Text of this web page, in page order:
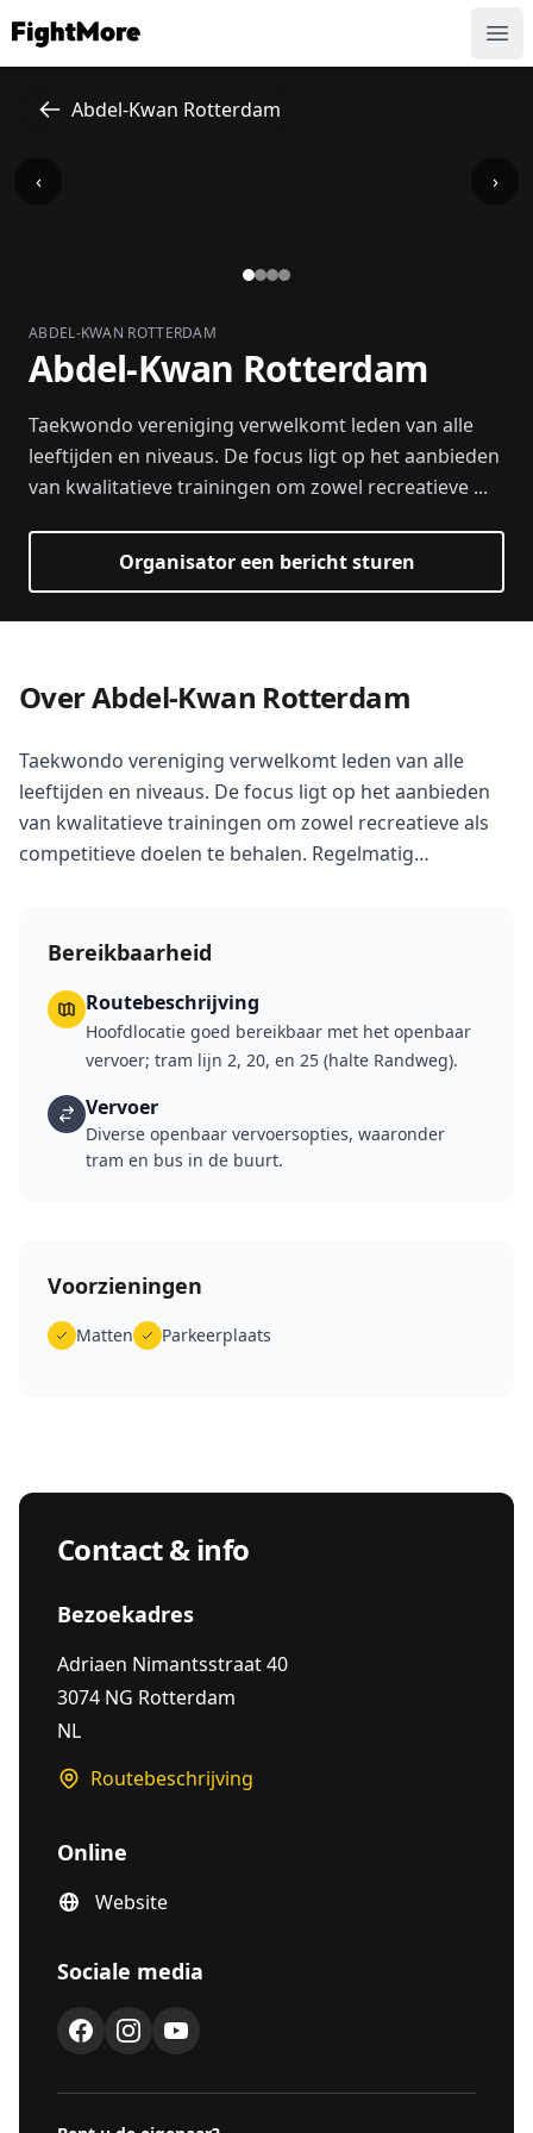
FightMore
Abdel-Kwan Rotterdam
‹ ›
ABDEL-KWAN ROTTERDAM
Abdel-Kwan Rotterdam
Taekwondo vereniging verwelkomt leden van alle
leeftijden en niveaus. De focus ligt op het aanbieden
van kwalitatieve trainingen om zowel recreatieve ...
Organisator een bericht sturen
Over Abdel-Kwan Rotterdam
Taekwondo vereniging verwelkomt leden van alle
leeftijden en niveaus. De focus ligt op het aanbieden
van kwalitatieve trainingen om zowel recreatieve als
competitieve doelen te behalen. Regelmatig
Bereikbaarheid
Routebeschrijving
Hoofdlocatie goed bereikbaar met het openbaar
vervoer; tram lijn 2, 20, en 25 (halte Randweg).
Vervoer
Diverse openbaar vervoersopties, waaronder
tram en bus in de buurt.
Voorzieningen
Matten Parkeerplaats
Contact & info
Bezoekadres
Adriaen Nimantsstraat 40
3074 NG Rotterdam
NL
Routebeschrijving
Online
Website
Sociale media